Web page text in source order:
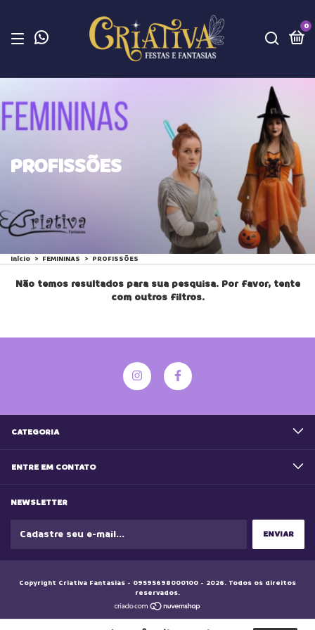
0
PROFISSÕES
Início > FEMININAS > PROFISSÕES
Não temos resultados para sua pesquisa. Por favor, tente
com outros filtros.
CATEGORIA
ENTRE EM CONTATO
NEWSLETTER
Copyright Criativa Fantasias - 09595698000100 - 2026. Todos os direitos
reservados.